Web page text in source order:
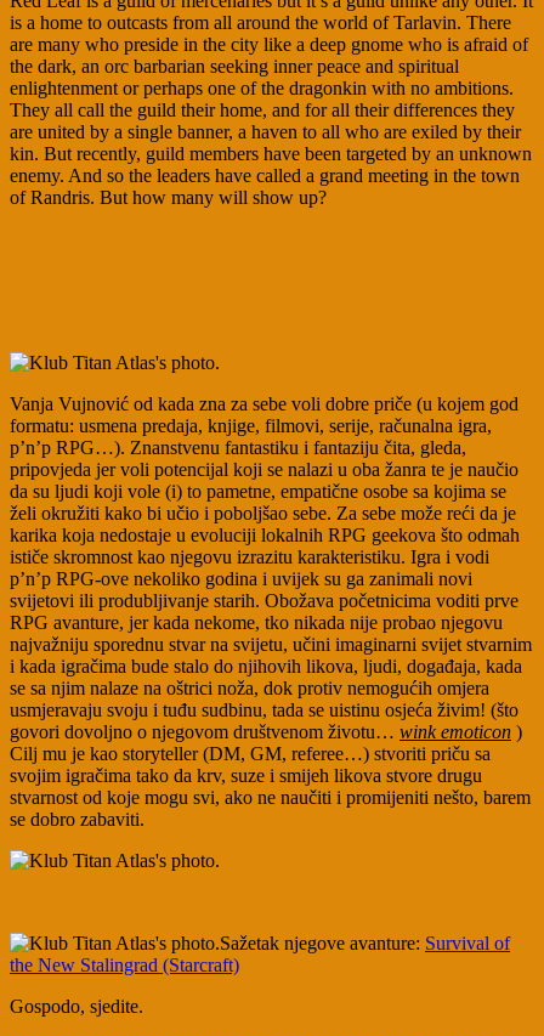
is a home to outcasts from all around the world of Tarlavin. There
are many who preside in the city like a deep gnome who is afraid of
the dark, an orc barbarian seeking inner peace and spiritual
enlightenment or perhaps one of the dragonkin with no ambitions.
They all call the guild their home, and for all their differences they
are united by a single banner, a haven to all who are exiled by their
kin. But recently, guild members have been targeted by an unknown
enemy. And so the leaders have called a grand meeting in the town
of Randris. But how many will show up?
Vanja Vujnović od kada zna za sebe voli dobre priče (u kojem god
formatu: usmena predaja, knjige, filmovi, serije, računalna igra,
p’n’p RPG…). Znanstvenu fantastiku i fantaziju čita, gleda,
pripovjeda jer voli potencijal koji se nalazi u oba žanra te je naučio
da su ljudi koji vole (i) to pametne, empatične osobe sa kojima se
želi okružiti kako bi učio i poboljšao sebe. Za sebe može reći da je
karika koja nedostaje u evoluciji lokalnih RPG geekova što odmah
ističe skromnost kao njegovu izrazitu karakteristiku. Igra i vodi
p’n’p RPG-ove nekoliko godina i uvijek su ga zanimali novi
svijetovi ili produbljivanje starih. Obožava početnicima voditi prve
RPG avanture, jer kada nekome, tko nikada nije probao njegovu
najvažniju sporednu stvar na svijetu, učini imaginarni svijet stvarnim
i kada igračima bude stalo do njihovih likova, ljudi, događaja, kada
se sa njim nalaze na oštrici noža, dok protiv nemogućih omjera
usmjeravaju svoju i tuđu sudbinu, tada se uistinu osjeća živim! (što
govori dovoljno o njegovom društvenom životu… wink emoticon )
Cilj mu je kao storyteller (DM, GM, referee…) stvoriti priču sa
svojim igračima tako da krv, suze i smijeh likova stvore drugu
stvarnost od koje mogu svi, ako ne naučiti i promijeniti nešto, barem
se dobro zabaviti.
Sažetak njegove avanture: Survival of
the New Stalingrad (Starcraft)
Gospodo, sjedite.